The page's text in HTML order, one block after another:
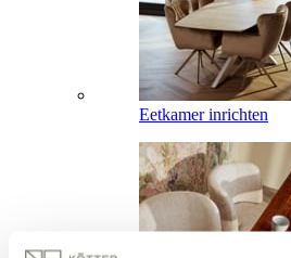
Eetkamer inrichten